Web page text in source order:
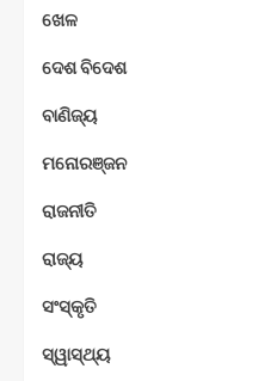
ଖେଳ
ଦେଶ ବିଦେଶ
ବାଣିଜ୍ୟ
ମନୋରଞ୍ଜନ
ରାଜନୀତି
ରାଜ୍ୟ
ସଂସ୍କୃତି
ସ୍ୱାସ୍ଥ୍ୟ